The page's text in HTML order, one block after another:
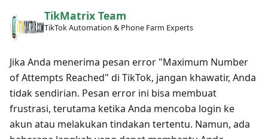
TikMatrix Team
TikTok Automation & Phone Farm Experts
Jika Anda menerima pesan error "Maximum Number
of Attempts Reached" di TikTok, jangan khawatir, Anda
tidak sendirian. Pesan error ini bisa membuat
frustrasi, terutama ketika Anda mencoba login ke
akun atau melakukan tindakan tertentu. Namun, ada